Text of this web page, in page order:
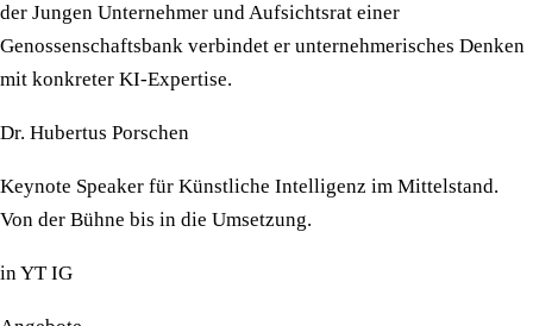
der Jungen Unternehmer und Aufsichtsrat einer
Genossenschaftsbank verbindet er unternehmerisches Denken
mit konkreter KI-Expertise.
Dr. Hubertus Porschen
Keynote Speaker für Künstliche Intelligenz im Mittelstand.
Von der Bühne bis in die Umsetzung.
inYT IG